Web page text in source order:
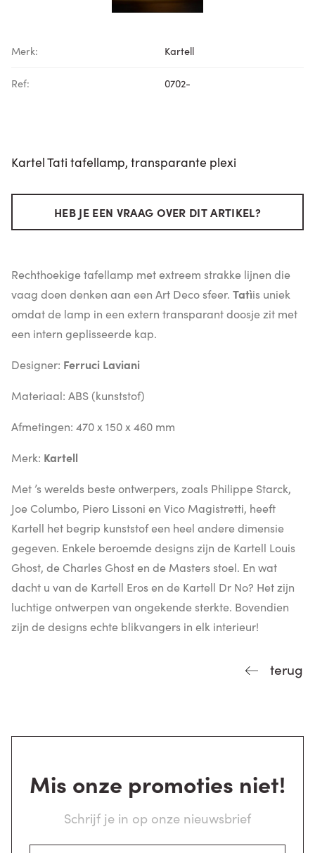
Merk: Kartell
Ref: 0702-
Kartel Tati tafellamp, transparante plexi
HEB JE EEN VRAAG OVER DIT ARTIKEL?
Rechthoekige tafellamp met extreem strakke lijnen die
vaag doen denken aan een Art Deco sfeer. Tatìis uniek
omdat de lamp in een extern transparant doosje zit met
een intern geplisseerde kap.
Designer: Ferruci Laviani
Materiaal: ABS (kunststof)
Afmetingen: 470 x 150 x 460 mm
Merk: Kartell
Met ’s werelds beste ontwerpers, zoals Philippe Starck,
Joe Columbo, Piero Lissoni en Vico Magistretti, heeft
Kartell het begrip kunststof een heel andere dimensie
gegeven. Enkele beroemde designs zijn de Kartell Louis
Ghost, de Charles Ghost en de Masters stoel. En wat
dacht u van de Kartell Eros en de Kartell Dr No? Het zijn
luchtige ontwerpen van ongekende sterkte. Bovendien
zijn de designs echte blikvangers in elk interieur!
terug
Mis onze promoties niet!
Schrijf je in op onze nieuwsbrief